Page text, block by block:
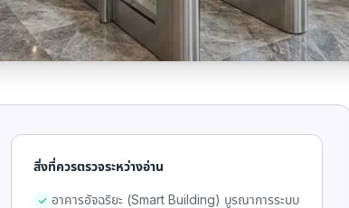
สิ่งที่ควรตรวจระหว่างอ่าน
อาคารอัจฉริยะ (Smart Building) บูรณาการระบบ